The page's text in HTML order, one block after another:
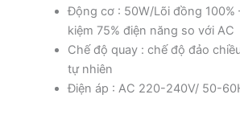
Động cơ : 50W/Lõi đồng 100%
kiệm 75% điện năng so với AC
Chế độ quay : chế độ đảo
tự nhiên
Điện áp : AC 220-240V/ 50-